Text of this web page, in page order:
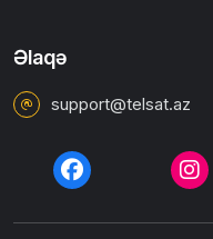
Əlaqə
support@telsat.az